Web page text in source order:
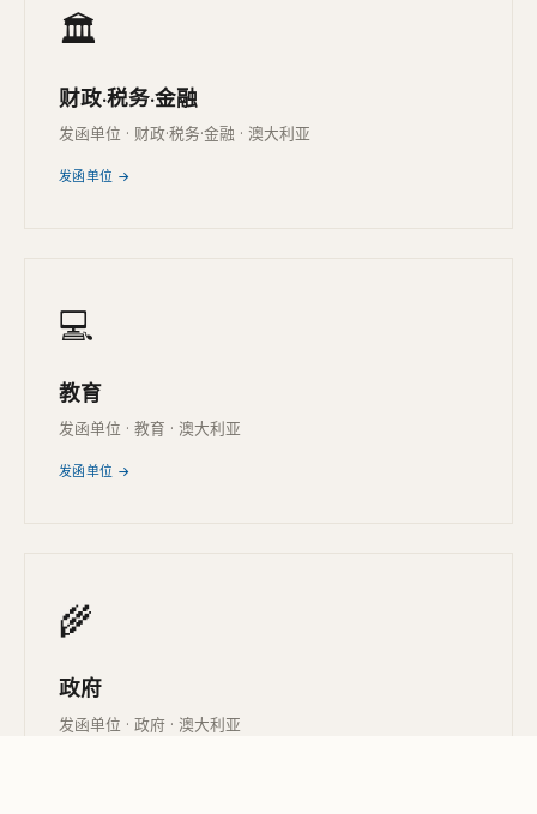
🏛
财政·税务·金融
发函单位 · 财政·税务·金融 · 澳大利亚
发函单位 →
💻
教育
发函单位 · 教育 · 澳大利亚
发函单位 →
🌾
政府
发函单位 · 政府 · 澳大利亚